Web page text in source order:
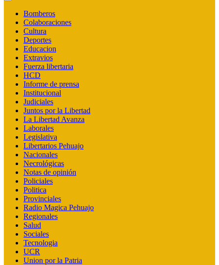
Bomberos
Colaboraciones
Cultura
Deportes
Educacion
Extravios
Fuerza libertaria
HCD
Informe de prensa
Institucional
Judiciales
Juntos por la Libertad
La Libertad Avanza
Laborales
Legislativa
Libertarios Pehuajo
Nacionales
Necrológicas
Notas de opinión
Policiales
Politica
Provinciales
Radio Magica Pehuajo
Regionales
Salud
Sociales
Tecnologia
UCR
Union por la Patria